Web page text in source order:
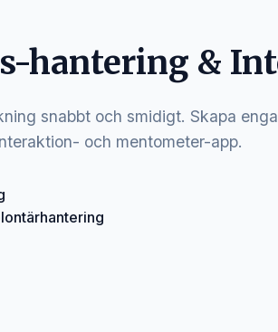
hantering &
snabbt och smidigt. Skapa
och mentometer-app.